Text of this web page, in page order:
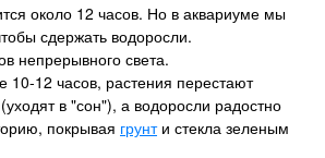
около 12 часов. Но в аквариуме мы
сдержать водоросли.
непрерывного света.
10-12 часов, растения перестают
в "сон"), а водоросли радостно
покрывая грунти стекла зеленым